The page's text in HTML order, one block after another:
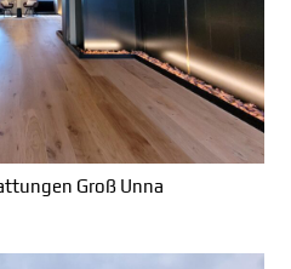
Groß Unna